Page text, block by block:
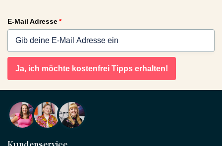
E-Mail Adresse*
Ja, ich möchte kostenfrei Tipps erhalten!